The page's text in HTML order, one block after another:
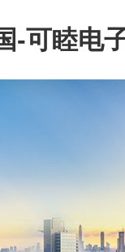
-可睦电